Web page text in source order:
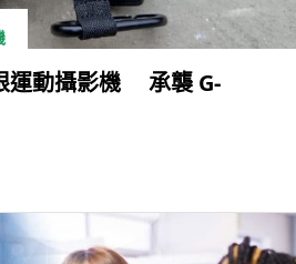
運動攝影機 承襲 G-